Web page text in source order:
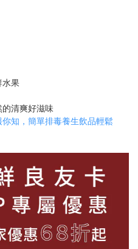
水果
清爽好滋味
知，簡單排毒養生飲品輕鬆